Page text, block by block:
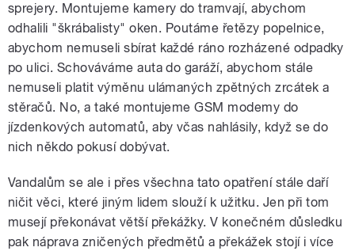
sprejery. Montujeme kamery do tramvají, abychom
odhalili "škrábalisty" oken. Poutáme řetězy popelnice,
abychom nemuseli sbírat každé ráno rozházené odpadky
po ulici. Schováváme auta do garáží, abychom stále
nemuseli platit výměnu ulámaných zpětných zrcátek a
stěračů. No, a také montujeme GSM modemy do
jízdenkových automatů, aby včas nahlásily, když se do
nich někdo pokusí dobývat.
Vandalům se ale i přes všechna tato opatření stále daří
ničit věci, které jiným lidem slouží k užitku. Jen při tom
musejí překonávat větší překážky. V konečném důsledku
pak náprava zničených předmětů a překážek stojí i více